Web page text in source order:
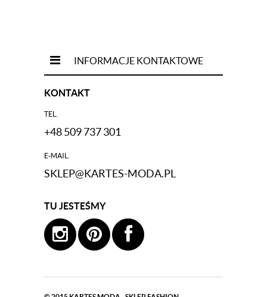
INFORMACJE KONTAKTOWE
KONTAKT
TEL.
+48 509 737 301
E-MAIL.
SKLEP@KARTES-MODA.PL
TU JESTEŚMY